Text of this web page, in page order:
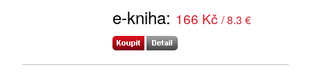
e-kniha: 166 Kč / 8.3 €